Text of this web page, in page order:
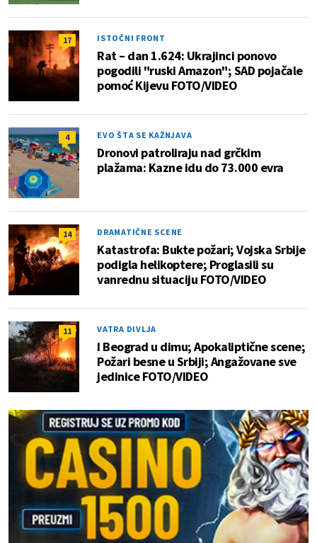
17 ISTOČNI FRONT
Rat – dan 1.624: Ukrajinci ponovo
pogodili "ruski Amazon"; SAD pojačale
pomoć Kijevu FOTO/VIDEO
4 EVO ŠTA SE KAŽNJAVA
Dronovi patroliraju nad grčkim
plažama: Kazne idu do 73.000 evra
14 DRAMATIČNE SCENE
Katastrofa: Bukte požari; Vojska Srbije
podigla helikoptere; Proglasili su
vanrednu situaciju FOTO/VIDEO
11 VATRA DIVLJA
I Beograd u dimu; Apokaliptične scene;
Požari besne u Srbiji; Angažovane sve
jedinice FOTO/VIDEO